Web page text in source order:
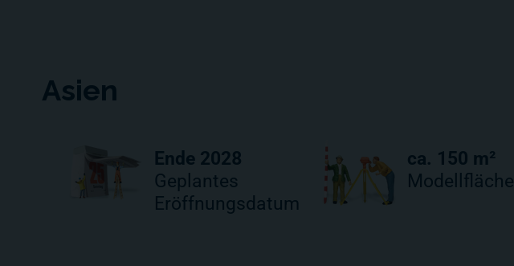
Asien
Ende 2028
Geplantes
Eröffnungsdatum
ca. 150 m²
Modellfläche